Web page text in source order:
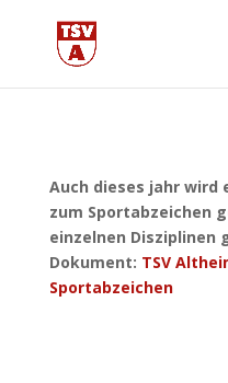
Auch dieses jahr wird
zum Sportabzeichen
einzelnen
Dokument: TSV
Sportabzeichen